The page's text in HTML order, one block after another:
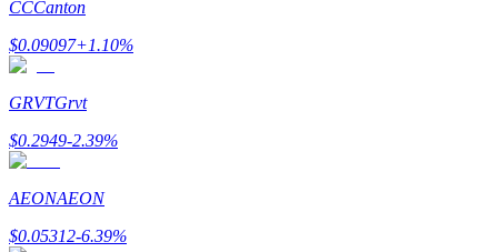
Tjäna
CCCanton
$0.09097+1.10%
GRVTGrvt
$0.2949-2.39%
AEONAEON
$0.05312-6.39%